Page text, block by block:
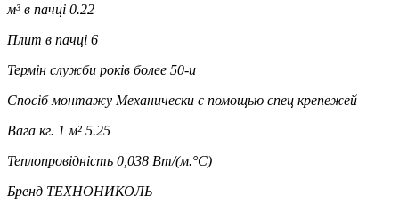
м³ в пачці 0.22
Плит в пачці 6
Термін служби років более 50-и
Спосіб монтажу Механически с помощью спец крепежей
Вага кг. 1 м² 5.25
Теплопровідність 0,038 Вт/(м.°C)
Бренд ТЕХНОНИКОЛЬ